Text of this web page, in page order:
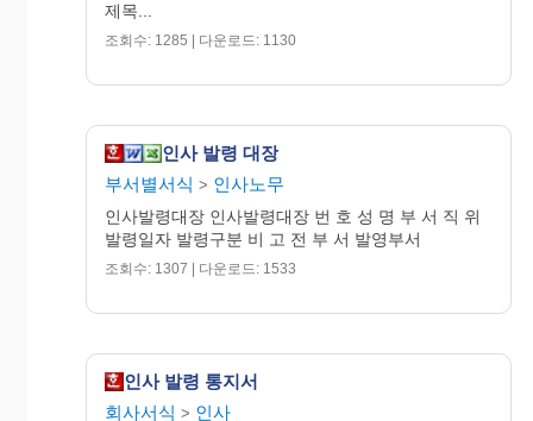
제목...
조회수: 1285 | 다운로드: 1130
인사 발령 대장
부서별서식 > 인사노무
인사발령대장 인사발령대장 번 호 성 명 부 서 직 위
발령일자 발령구분 비 고 전 부 서 발영부서
조회수: 1307 | 다운로드: 1533
인사 발령 통지서
회사서식 > 인사